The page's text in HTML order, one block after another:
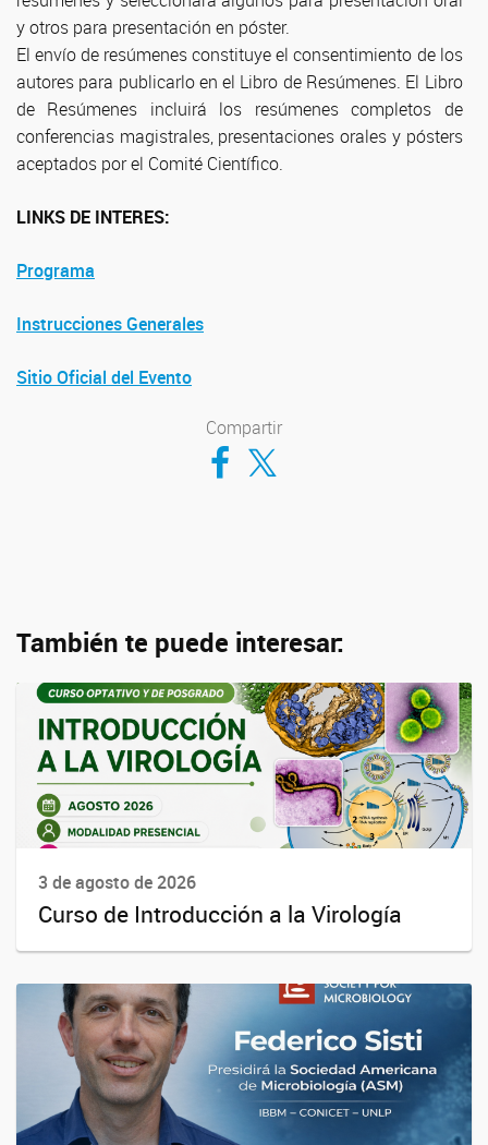
y otros para presentación en póster.
El envío de resúmenes constituye el consentimiento de los
autores para publicarlo en el Libro de Resúmenes. El Libro
de Resúmenes incluirá los resúmenes completos de
conferencias magistrales, presentaciones orales y pósters
aceptados por el Comité Científico.
LINKS DE INTERES:
Programa
Instrucciones Generales
Sitio Oficial del Evento
Compartir
Compartir en Facebook
Compartir en Twitter
También te puede interesar:
3 de agosto de 2026
Curso de Introducción a la Virología